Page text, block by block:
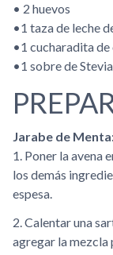
• 2 huevos
•1 taza de leche
•1 cucharadita de
•1 sobre de
Jarabe de
1. Poner la avena
los demás
espesa.
2. Calentar una
agregar la mezcla